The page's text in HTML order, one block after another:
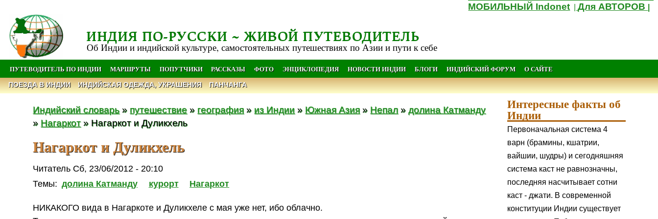
МОБИЛЬНЫЙ Indonet |Для АВТОРОВ
ИНДИЯ ПО-РУССКИ ~ ЖИВОЙ ПУТЕВОДИТЕЛЬ
Об Индии и индийской культуре, самостоятельных путешествиях по Азии и пути к себе
ПУТЕВОДИТЕЛЬ ПО ИНДИИ МАРШРУТЫ ПОПУТЧИКИ РАССКАЗЫ ФОТО ЭНЦИКЛОПЕДИЯ НОВОСТИ ИНДИИ БЛОГИ ИНДИЙСКИЙ ФОРУМ О САЙТЕ
ПОЕЗДА В ИНДИИ ИНДИЙСКАЯ ОДЕЖДА, УКРАШЕНИЯ ПАНЧАНГА
Индийский словарь» путешествие » география » из Индии » Южная Азия » Непал »долина Катманду
» Нагаркот» Нагаркот и Дуликхель
Нагаркот и Дуликхель
Читатель Сб, 23/06/2012 - 20:10
Темы: долина Катманду курорт Нагаркот
НИКАКОГО вида в Нагаркоте и Дуликхеле с мая уже нет, ибо облачно.
Интересные факты об
Индии
Первоначальная система 4
варн (брамины, кшатрии,
вайшии, шудры) и сегодняшняя
система каст не равнозначны,
последняя насчитывает сотни
каст - джати. В современной
конституции Индии существует